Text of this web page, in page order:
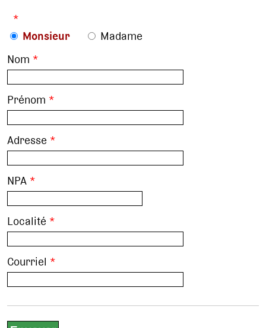
*
Monsieur
Madame
Nom *
Prénom *
Adresse *
NPA *
Localité *
Courriel *